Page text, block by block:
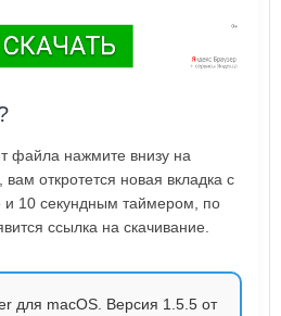
файла нажмите внизу на
откротется новая вкладка с
10 секундным таймером, по
ссылка на скачивание.
для macOS. Версия 1.5.5 от